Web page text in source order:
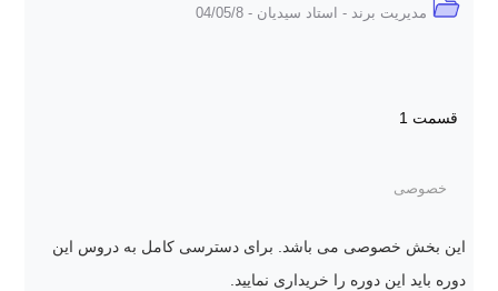
مدیریت برند - استاد سیدیان - 04/05/8
قسمت 1
خصوصی
این بخش خصوصی می باشد. برای دسترسی کامل به دروس این
دوره باید این دوره را خریداری نمایید.